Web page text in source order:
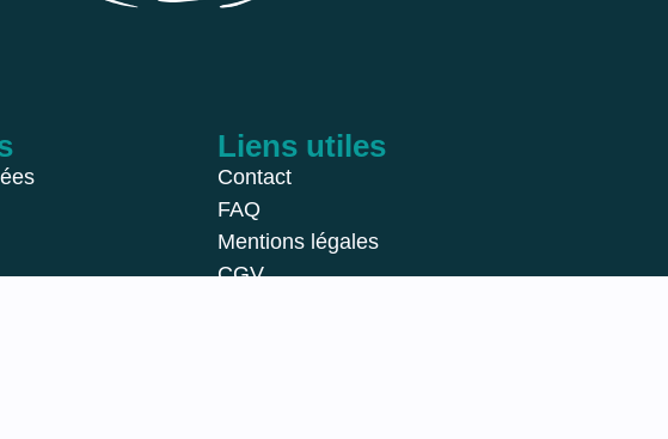
Liens utiles
Contact
FAQ
Mentions légales
CGV